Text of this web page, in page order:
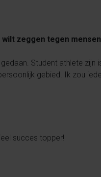
zeggen tegen
Student athlete
gebied. Ik zou
succes topper!